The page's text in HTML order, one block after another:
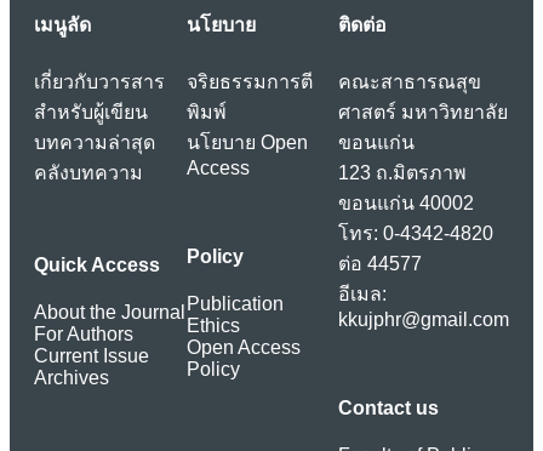
เมนูลัด
เกี่ยวกับวารสาร
สำหรับผู้เขียน
บทความล่าสุด
คลังบทความ
Quick Access
About the Journal
For Authors
Current Issue
Archives
นโยบาย
จริยธรรมการตี
พิมพ์
นโยบาย Open
Access
Policy
Publication
Ethics
Open Access
Policy
ติดต่อ
คณะสาธารณสุข
ศาสตร์ มหาวิทยาลัย
ขอนแก่น
123 ถ.มิตรภาพ
ขอนแก่น 40002
โทร: 0-4342-4820
ต่อ 44577
อีเมล:
kkujphr@gmail.com
Contact us